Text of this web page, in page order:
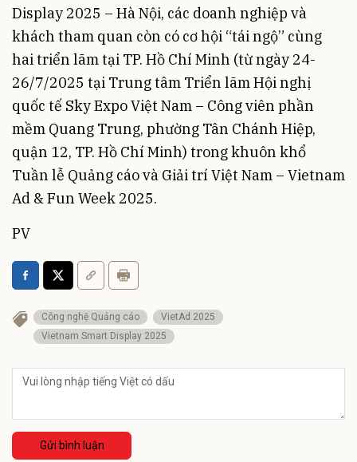
Display 2025 – Hà Nội, các doanh nghiệp và
khách tham quan còn có cơ hội “tái ngộ” cùng
hai triển lãm tại TP. Hồ Chí Minh (từ ngày 24-
26/7/2025 tại Trung tâm Triển lãm Hội nghị
quốc tế Sky Expo Việt Nam – Công viên phần
mềm Quang Trung, phường Tân Chánh Hiệp,
quận 12, TP. Hồ Chí Minh) trong khuôn khổ
Tuần lễ Quảng cáo và Giải trí Việt Nam – Vietnam
Ad & Fun Week 2025.
PV
Công nghệ Quảng cáo
VietAd 2025
Vietnam Smart Display 2025
Gửi bình luận